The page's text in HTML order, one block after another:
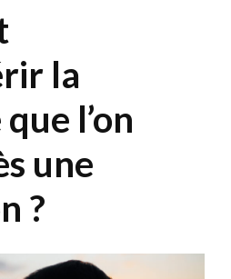
la
l’on
une
?